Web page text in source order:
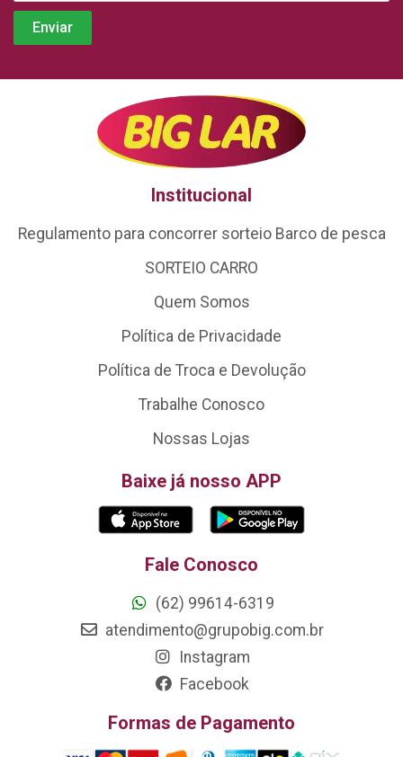
Institucional
Regulamento para concorrer sorteio Barco de pesca
SORTEIO CARRO
Quem Somos
Política de Privacidade
Política de Troca e Devolução
Trabalhe Conosco
Nossas Lojas
Baixe já nosso APP
Fale Conosco
(62) 99614-6319
atendimento@grupobig.com.br
Instagram
Facebook
Formas de Pagamento